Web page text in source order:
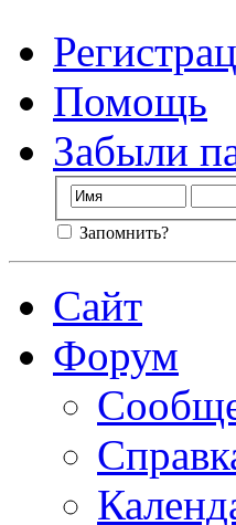
Помощь
Забыли
Запомнить?
Сайт
Форум